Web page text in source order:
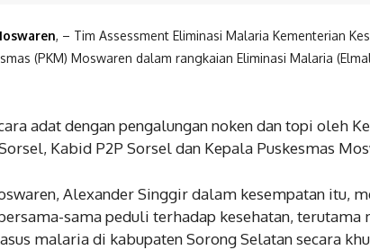
, – Tim Assessment Eliminasi Malaria Kementerian
(PKM) Moswaren dalam rangkaian Eliminasi Malaria
adat dengan pengalungan noken dan topi oleh
Kabid P2P Sorsel dan Kepala Puskesmas
Alexander Singgir dalam kesempatan itu,
sama peduli terhadap kesehatan, terutama
malaria di kabupaten Sorong Selatan secara